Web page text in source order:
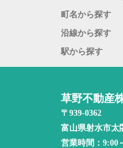
町名から探す
沿線から探す
駅から探す
草野不動産
〒939-0362
富山県射水市太
営業時間： 9:00